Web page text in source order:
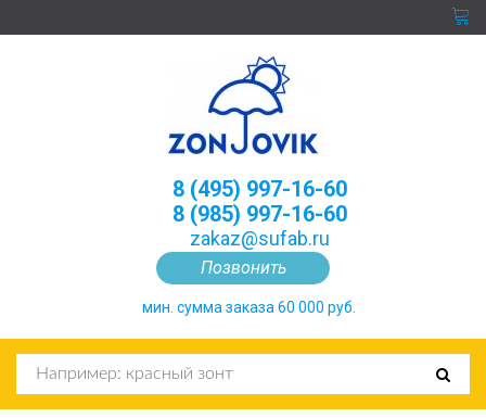
Позвонить
8 (495) 997-16-60
8 (985) 997-16-60
zakaz@sufab.ru
мин. сумма заказа 60 000 руб.